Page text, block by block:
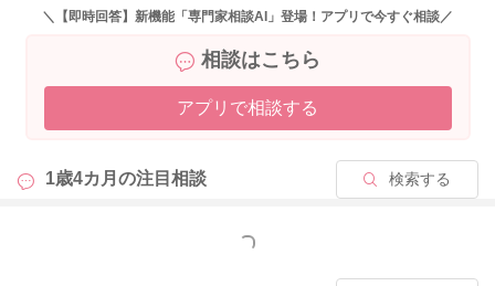
病院側からどのようなお伝えがあったかわからないですが、体
みつつミルクを活用することも良いことだとは思います。
普通のミルクに切り替えるタイミングについては、お子様の発
よろしくお願いいたします。
＼【即時回答】新機能「専門家相談AI」登場！アプリで今すぐ相談／
相談はこちら
アプリで相談する
1歳4カ月の注目相談 検索する
もっと見る